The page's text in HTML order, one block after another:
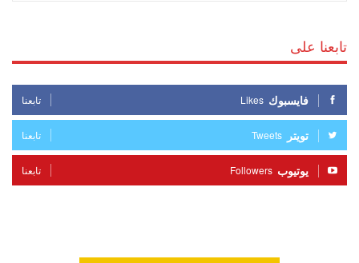
تابعنا على
فايسبوك Likes تابعنا
تويتر Tweets تابعنا
يوتيوب Followers تابعنا